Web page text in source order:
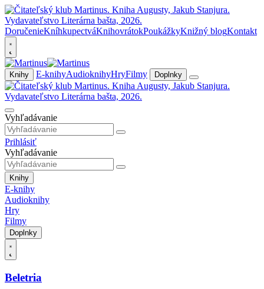
DoručenieKníhkupectváKnihovrátokPoukážkyKnižný blogKontakt
Knihy E-knihyAudioknihyHryFilmy Doplnky
Vyhľadávanie
Prihlásiť
Vyhľadávanie
Knihy
E-knihy
Audioknihy
Hry
Filmy
Doplnky
Beletria